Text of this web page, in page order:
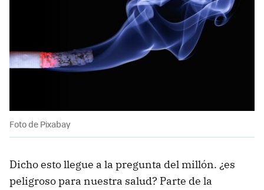
Foto de Pixabay
Dicho esto llegue a la pregunta del millón. ¿es
peligroso para nuestra salud? Parte de la